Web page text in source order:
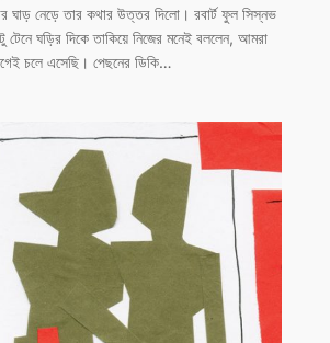
ঘাড় নেড়ে তার কথার উত্তর দিলো। রবার্ট ফুল সিস্নভ
টেনে ঘড়ির দিকে তাকিয়ে নিজের মনেই বললেন, আমরা
চলে এসেছি। পেছনের ডিকি…